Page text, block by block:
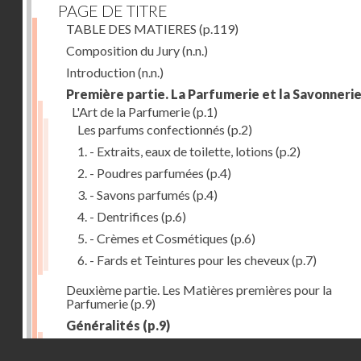
PAGE DE TITRE
TABLE DES MATIERES (p.119)
Composition du Jury(n.n.)
Introduction(n.n.)
Première partie. La Parfumerie et la Savonnerie
L'Art de la Parfumerie(p.1)
Les parfums confectionnés (p.2)
1. - Extraits, eaux de toilette, lotions (p.2)
2. - Poudres parfumées (p.4)
3. - Savons parfumés (p.4)
4. - Dentrifices (p.6)
5. - Crèmes et Cosmétiques (p.6)
6. - Fards et Teintures pour les cheveux(p.7)
Deuxième partie. Les Matières premières pour la
Parfumerie(p.9)
Généralités (p.9)
Les parfums naturels(p.10)